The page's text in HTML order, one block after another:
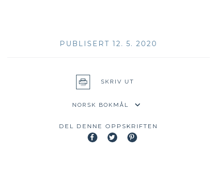
PUBLISERT 12. 5. 2020
SKRIV UT
DEL DENNE OPPSKRIFTEN